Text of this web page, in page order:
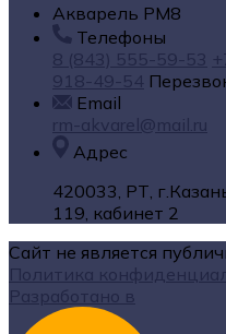
Акварель РМ8
Телефоны
8 (843) 555-59-53
918-49-54
Email
rm-akvarel@mail.ru
Адрес
420033, РТ,
119, кабинет 2
Сайт не является
Политика
Разработано в